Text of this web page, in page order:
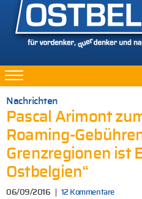
Nachrichten
Pascal Arimont
Roaming-
Grenzregionen ist
Ostbelgien“
06/09/2016 12 Kommentare